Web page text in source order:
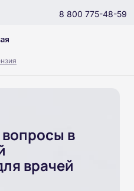
8 800 775-48-59
в
врачей